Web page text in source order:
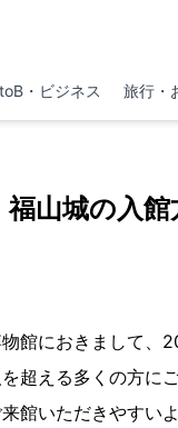
・ビジネス 旅行・
福山城の入館
館におきまして、
超える多くの方に
館いただきやすい